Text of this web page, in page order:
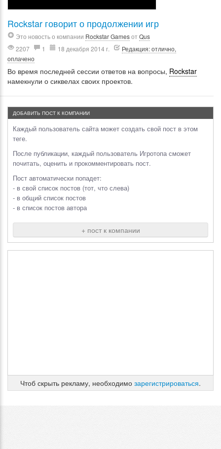
Rockstar говорит о продолжении игр
Это новость о компании Rockstar GamesотQus
2207
1 18 декабря 2014 г.
Редакция: отлично,
оплачено
Во время последней сессии ответов на вопросы, Rockstar
намекнули о сиквелах своих проектов.
ДОБАВИТЬ ПОСТ К КОМПАНИИ
Каждый пользователь сайта может создать свой пост в этом
теге.
После публикации, каждый пользователь Игротопа сможет
почитать, оценить и прокомментировать пост.
Пост автоматически попадет:
- в свой список постов (тот, что слева)
- в общий список постов
- в список постов автора
+ пост к компании
Чтоб скрыть рекламу, необходимо зарегистрироваться.